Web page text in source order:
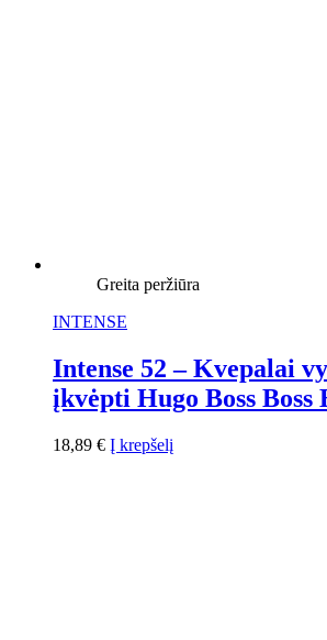
Greita peržiūra
INTENSE
Intense 52 – Kvepalai
įkvėpti Hugo Boss Boss
18,89 € Į krepšelį